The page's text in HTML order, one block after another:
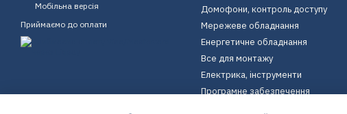
Мобільна версія
Приймаємо до оплати
Домофони, контроль доступу
Мережеве обладнання
Енергетичне обладнання
Все для монтажу
Електрика, інструменти
Програмне забезпечення